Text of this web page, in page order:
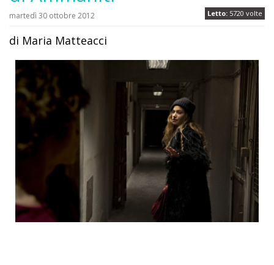
Letto: 5720 volte
martedì 30 ottobre 2012
di Maria Matteacci